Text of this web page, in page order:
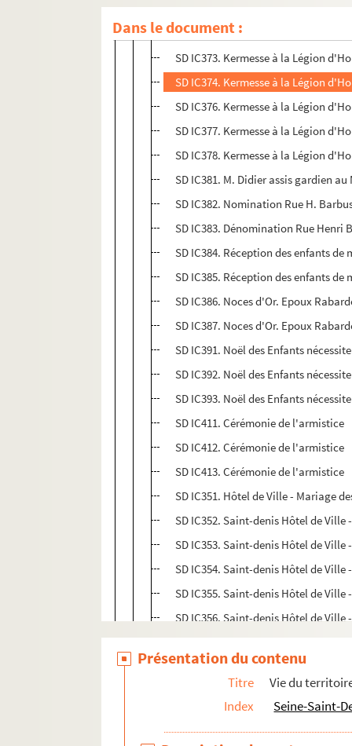
Dans le document :
SD IC371. Kermesse à la Légion
SD IC372. Kermesse à la Légion
SD IC373. Kermesse à la Légion
SD IC374. Kermesse à la Légion
SD IC376. Kermesse à la Légion
SD IC377. Kermesse à la Légion
SD IC378. Kermesse à la Légion
SD IC381. M. Didier assis gardien
SD IC382. Nomination Rue H.
SD IC383. Dénomination Rue Henri
SD IC384. Réception des enfants de
SD IC385. Réception des enfants de
SD IC386. Noces d'Or. Epoux
SD IC387. Noces d'Or. Epoux
SD IC391. Noël des Enfants
SD IC392. Noël des Enfants
SD IC393. Noël des Enfants
SD IC411. Cérémonie de l'armistice
SD IC412. Cérémonie de l'armistice
SD IC413. Cérémonie de l'armistice
SD IC351. Hôtel de Ville - Mariage
SD IC352. Saint-denis Hôtel de Ville
SD IC353. Saint-denis Hôtel de Ville
SD IC354. Saint-denis Hôtel de Ville
SD IC355. Saint-denis Hôtel de Ville
SD IC356. Saint-denis Hôtel de Ville
SD IC357. Saint-denis Hôtel de Ville
SD IC358. Saint-denis Hôtel de Ville
SD IC359. Journée des Rosières /
SD IC360. Mariage des rosières
Présentation du contenu
Titre
Vie du
Index
Seine-Saint-